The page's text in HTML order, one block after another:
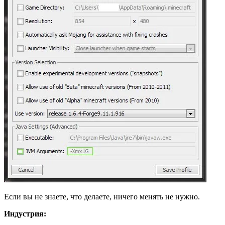
Если вы не знаете, что делаете, ничего менять не нужно.
Индустрия: